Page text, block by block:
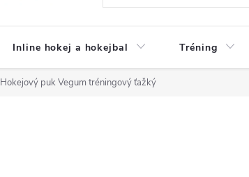
Inline hokej a hokejbal Tréning
Hokejový puk Vegum tréningový ťažký